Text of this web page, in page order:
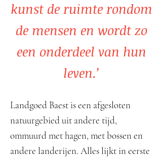
kunst de ruimte rondom
de mensen en wordt zo
een onderdeel van hun
leven.’
Landgoed Baest is een afgesloten
natuurgebied uit andere tijd,
ommuurd met hagen, met bossen en
andere landerijen. Alles lijkt in eerste